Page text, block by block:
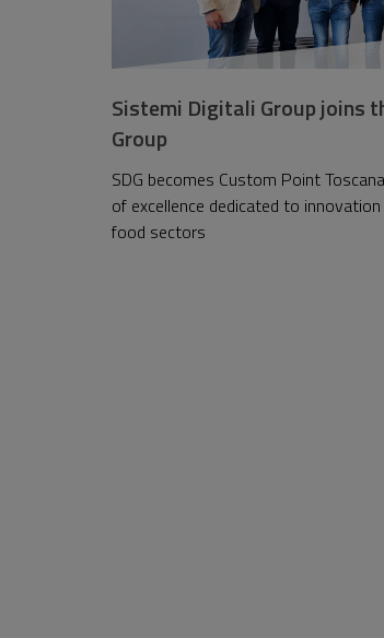
Sistemi Digitali Group joins
Group
SDG becomes Custom Point
of excellence dedicated to
food sectors